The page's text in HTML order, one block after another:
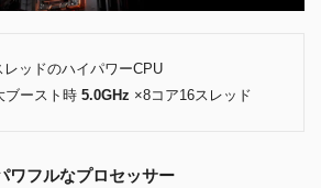
レッドのハイパワーCPU
ブースト時 5.0GHz ×8コア16スレッド
ワフルなプロセッサー